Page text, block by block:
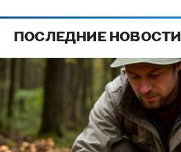
ПОСЛЕДНИЕ НОВОСТИ